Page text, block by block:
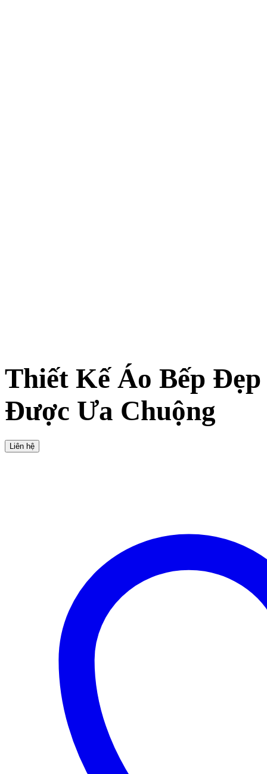
Thiết Kế Áo Bếp
Được Ưa Chuộng
Liên hệ